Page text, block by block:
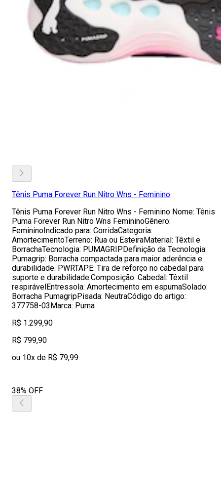
Tênis Puma Forever Run Nitro Wns - Feminino
Tênis Puma Forever Run Nitro Wns - Feminino Nome: Tênis
Puma Forever Run Nitro Wns FemininoGênero:
FemininoIndicado para: CorridaCategoria:
AmortecimentoTerreno: Rua ou EsteiraMaterial: Têxtil e
BorrachaTecnologia: PUMAGRIPDefinição da Tecnologia:
Pumagrip: Borracha compactada para maior aderência e
durabilidade. PWRTAPE: Tira de reforço no cabedal para
suporte e durabilidade.Composição: Cabedal: Têxtil
respirávelEntressola: Amortecimento em espumaSolado:
Borracha PumagripPisada: NeutraCódigo do artigo:
377758-03Marca: Puma
R$ 1.299,90
R$ 799,90
ou 10x de R$ 79,99
38% OFF